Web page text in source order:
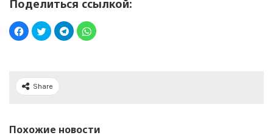
Поделиться ссылкой:
Share
Похожие новости